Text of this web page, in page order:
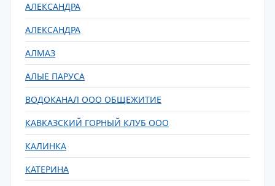
АЛЕКСАНДРА
АЛЕКСАНДРА
АЛМАЗ
АЛЫЕ ПАРУСА
ВОДОКАНАЛ ООО ОБЩЕЖИТИЕ
КАВКАЗСКИЙ ГОРНЫЙ КЛУБ ООО
КАЛИНКА
КАТЕРИНА